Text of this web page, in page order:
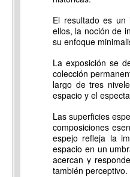
El resultado es un
ellos, la noción de
su enfoque
La exposición se
colección
largo de tres
espacio y el
Las superficies
composiciones
espejo refleja la
espacio en un
acercan y
también perceptivo.